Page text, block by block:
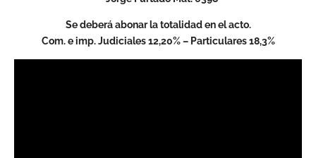
Se deberá abonar la totalidad en el acto.
Com. e imp. Judiciales 12,20% – Particulares 18,3%